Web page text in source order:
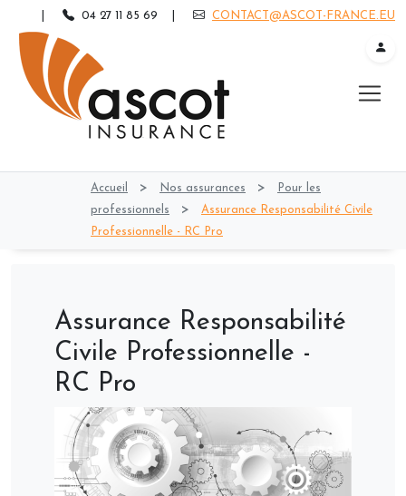
04 27 11 85 69 CONTACT@ASCOT-FRANCE.EU
Accueil > Nos assurances >
Pour les
professionnels
>
Assurance Responsabilité Civile
Professionnelle - RC Pro
Assurance Responsabilité
Civile Professionnelle -
RC Pro